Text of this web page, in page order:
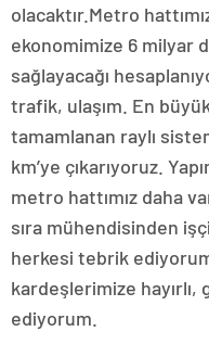
olacaktır.Metro
ekonomimize 6 milyar
sağlayacağı
trafik, ulaşım. En
tamamlanan raylı
km’ye çıkarıyoruz.
metro hattımız daha
sıra mühendisinden
herkesi tebrik
kardeşlerimize
ediyorum.